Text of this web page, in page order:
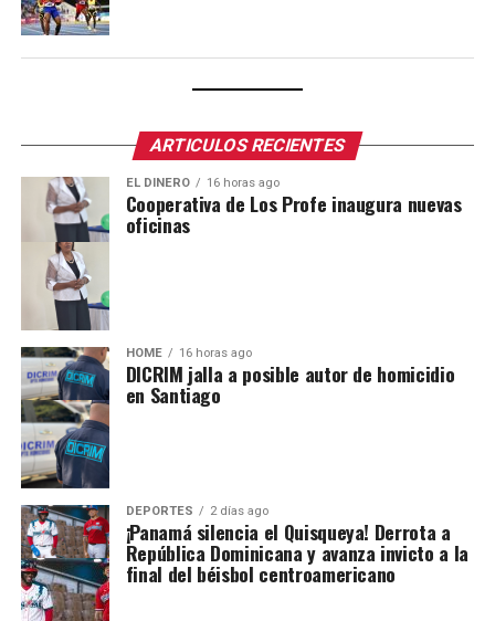
ARTICULOS RECIENTES
EL DINERO 16 horas ago
Cooperativa de Los Profe inaugura nuevas
oficinas
HOME 16 horas ago
DICRIM jalla a posible autor de homicidio
en Santiago
DEPORTES 2 días ago
¡Panamá silencia el Quisqueya! Derrota a
República Dominicana y avanza invicto a la
final del béisbol centroamericano